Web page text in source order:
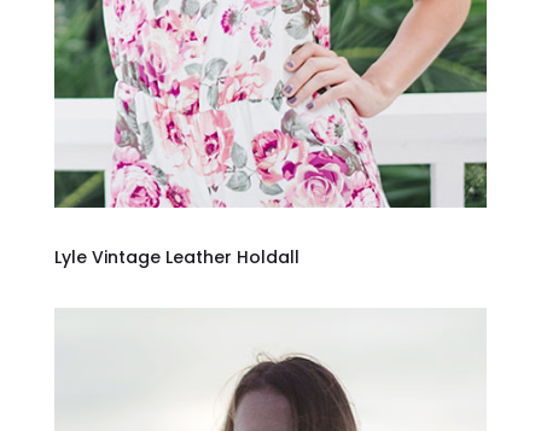
Lyle Vintage Leather Holdall